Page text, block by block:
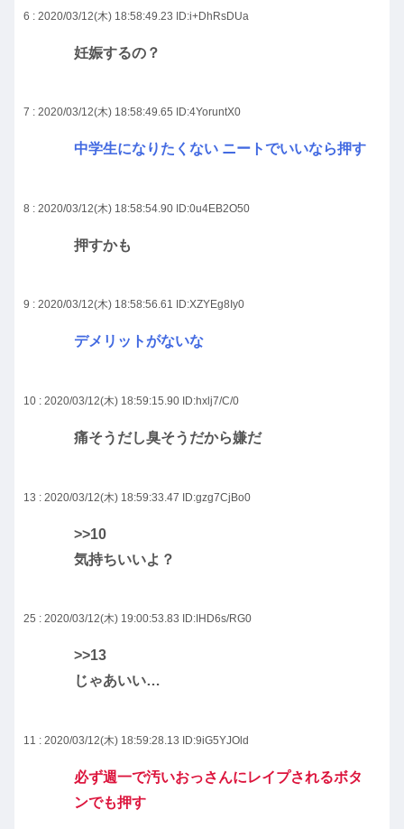
6 : 2020/03/12(木) 18:58:49.23 ID:i+DhRsDUa
妊娠するの？
7 : 2020/03/12(木) 18:58:49.65 ID:4YoruntX0
中学生になりたくない ニートでいいなら押す
8 : 2020/03/12(木) 18:58:54.90 ID:0u4EB2O50
押すかも
9 : 2020/03/12(木) 18:58:56.61 ID:XZYEg8Iy0
デメリットがないな
10 : 2020/03/12(木) 18:59:15.90 ID:hxlj7/C/0
痛そうだし臭そうだから嫌だ
13 : 2020/03/12(木) 18:59:33.47 ID:gzg7CjBo0
>>10
気持ちいいよ？
25 : 2020/03/12(木) 19:00:53.83 ID:IHD6s/RG0
>>13
じゃあいい…
11 : 2020/03/12(木) 18:59:28.13 ID:9iG5YJOld
必ず週一で汚いおっさんにレイプされるボタ
ンでも押す